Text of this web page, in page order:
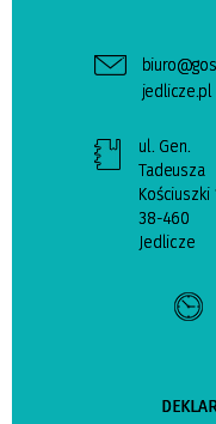
jedlicze.pl
ul. Gen.
Tadeusza
Kościuszki
38-460
Jedlicze